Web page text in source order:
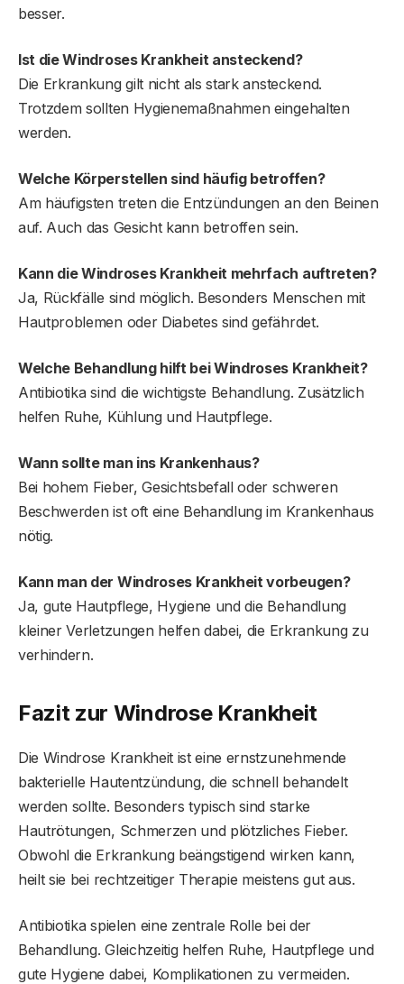
besser.
Ist die WindrosesKrankheit ansteckend?
Die Erkrankung gilt nicht als stark ansteckend.
Trotzdem sollten Hygienemaßnahmen eingehalten
werden.
Welche Körperstellen sind häufig betroffen?
Am häufigsten treten die Entzündungen an den Beinen
auf. Auch das Gesicht kann betroffen sein.
Kann die WindrosesKrankheit mehrfach auftreten?
Ja, Rückfälle sind möglich. Besonders Menschen mit
Hautproblemen oder Diabetes sind gefährdet.
Welche Behandlung hilft bei Windroses Krankheit?
Antibiotika sind die wichtigste Behandlung. Zusätzlich
helfen Ruhe, Kühlung und Hautpflege.
Wann sollte man ins Krankenhaus?
Bei hohem Fieber, Gesichtsbefall oder schweren
Beschwerden ist oft eine Behandlung im Krankenhaus
nötig.
Kann man der Windroses Krankheit vorbeugen?
Ja, gute Hautpflege, Hygiene und die Behandlung
kleiner Verletzungen helfen dabei, die Erkrankung zu
verhindern.
Fazit zur Windrose Krankheit
Die Windrose Krankheit ist eine ernstzunehmende
bakterielle Hautentzündung, die schnell behandelt
werden sollte. Besonders typisch sind starke
Hautrötungen, Schmerzen und plötzliches Fieber.
Obwohl die Erkrankung beängstigend wirken kann,
heilt sie bei rechtzeitiger Therapie meistens gut aus.
Antibiotika spielen eine zentrale Rolle bei der
Behandlung. Gleichzeitig helfen Ruhe, Hautpflege und
gute Hygiene dabei, Komplikationen zu vermeiden.